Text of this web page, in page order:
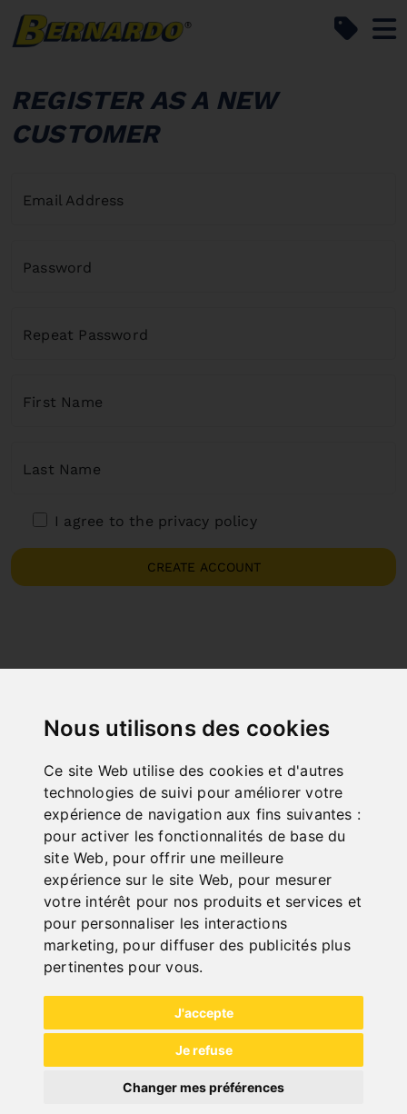
Nous utilisons des cookies
Ce site Web utilise des cookies et d'autres
technologies de suivi pour améliorer votre
expérience de navigation aux fins suivantes :
pour activer les fonctionnalités de base du
site Web, pour offrir une meilleure
expérience sur le site Web, pour mesurer
votre intérêt pour nos produits et services et
pour personnaliser les interactions
marketing, pour diffuser des publicités plus
pertinentes pour vous.
J'accepte
Je refuse
Changer mes préférences
REGISTER AS A NEW
CUSTOMER
Email Address
Password
Repeat Password
First Name
Last Name
I agree to the privacy policy
CREATE ACCOUNT
All categories
Bois
Métal
Transport
Usinage de la tôle
Sale